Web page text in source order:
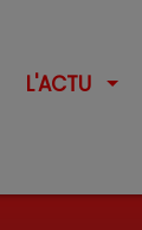
L'ACTU